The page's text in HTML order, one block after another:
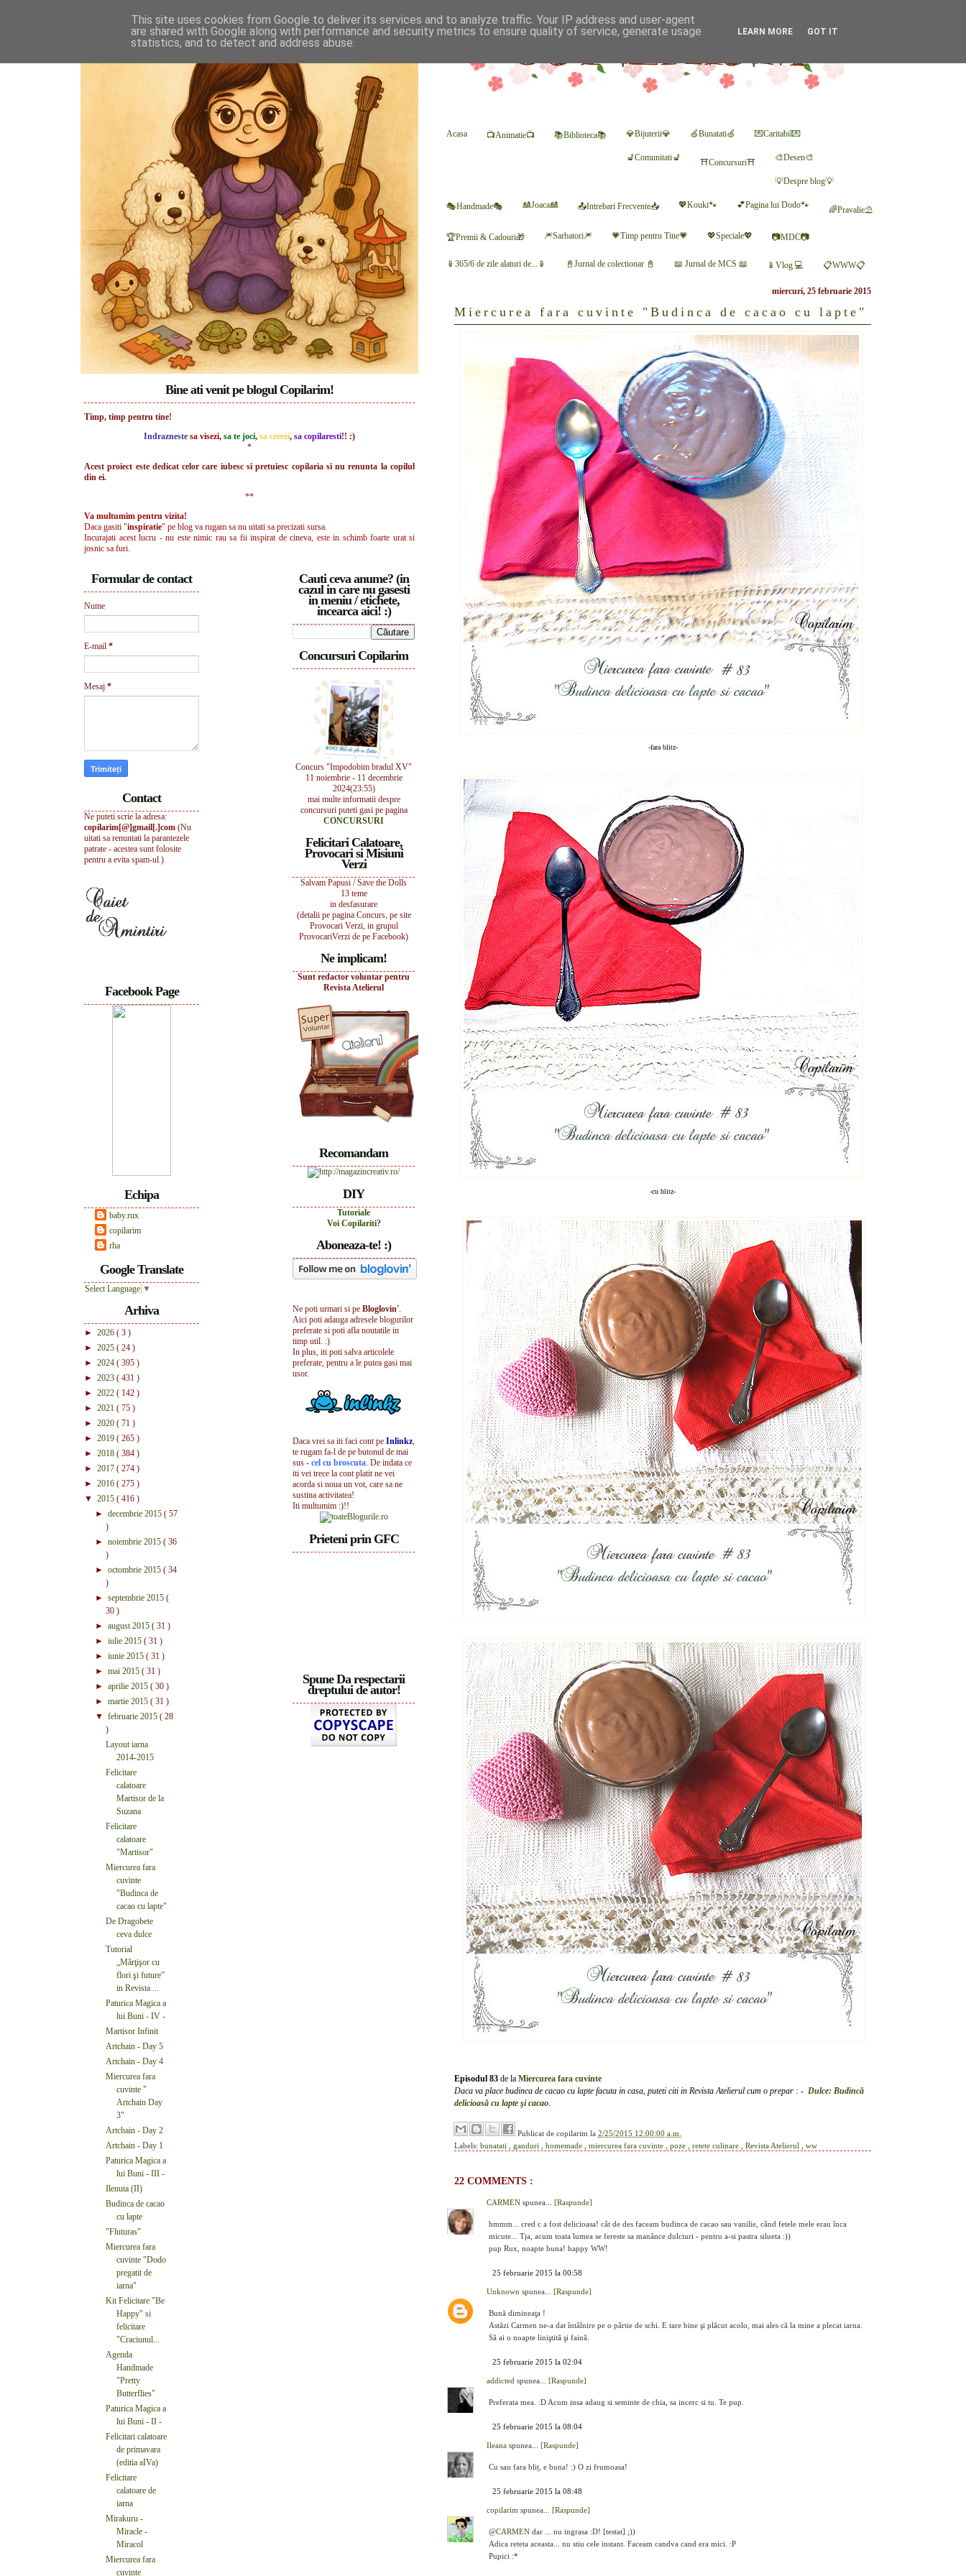
Acasa 📺Animatie📺 📚Biblioteca📚 💎Bijuterii💎 🍏Bunatati🍏 💌Caritabil💌
💺Comunitati💺 ⛩Concursuri⛩ 🎨Desen🎨
💡Despre blog💡
🎭Handmade🎭 🎎Joaca🎎 📤Intrebari Frecvente📥 💖Kouki🐾 💕Pagina lui Dodo🐾 🌈Pravalie⛱
🏆Premii & Cadouri🎁 🎆Sarbatori🎆 💗Timp pentru Tine💗 💖Speciale💖 📷MDC📷
📱365/6 de zile alaturi de...📱 📓Jurnal de colectionar 📓 📖 Jurnal de MCS 📖 📱Vlog 💻 📋WWW📋
miercuri, 25 februarie 2015
Miercurea fara cuvinte "Budinca de cacao cu lapte"
-fara blitz-
-cu blitz-
Episodul 83 de la Miercurea fara cuvinte
Daca va place budinca de cacao cu lapte facuta in casa, puteti citi in Revista Atelierul cum o prepar : - Dulce: Budincă
delicioasă cu lapte şi cacao.
Publicat de copilarim la 2/25/2015 12:00:00 a.m.
Labels: bunatati ganduri homemade miercurea fara cuvinte poze retete culinare Revista Atelierul ww
22 COMMENTS :
CARMEN spunea... [Raspunde]
hmmm... cred c a fost delicioasa! cât de des faceam budinca de cacao sau vanilie, când fetele mele erau înca
micute... Tja, acum toata lumea se fereste sa manânce dulciuri - pentru a-si pastra silueta :))
pup Rux, noapte buna! happy WW!
25 februarie 2015 la 00:58
Unknown spunea... [Raspunde]
Bună dimineaţa !
Astăzi Carmen ne-a dat întâlnire pe o pârtie de schi. E tare bine şi plăcut acolo, mai ales că la mine a plecat iarna.
Să ai o noapte liniştită şi faină.
25 februarie 2015 la 02:04
addicted spunea... [Raspunde]
Preferata mea. :D Acum insa adaug si seminte de chia, sa incerc si tu. Te pup.
25 februarie 2015 la 08:04
Ileana spunea... [Raspunde]
Cu sau fara bliț, e buna! :) O zi frumoasa!
25 februarie 2015 la 08:48
copilarim spunea... [Raspunde]
@CARMEN dar ... nu ingrasa :D! [testat] ;))
Adica reteta aceasta... nu stiu cele instant. Faceam candva cand era mici. :P
Pupici :*
Bine ati venit pe blogul Copilarim!
Timp, timp pentru tine!
Indrazneste sa visezi, sa te joci, sa creezi, sa copilaresti!! :)
*
Acest proiect este dedicat celor care iubesc si pretuiesc copilaria si nu renunta la copilul
din ei.
**
Va multumim pentru vizita!
Daca gasiti "inspiratie" pe blog va rugam sa nu uitati sa precizati sursa.
Incurajati acest lucru - nu este nimic rau sa fii inspirat de cineva, este in schimb foarte urat si
josnic sa furi.
Cauti ceva anume? (in
cazul in care nu gasesti
in meniu / etichete,
incearca aici! :)
Concursuri Copilarim
Concurs "Impodobim bradul XV"
11 noiembrie - 11 decembrie
2024(23:55)
mai multe informatii despre
concursuri puteti gasi pe pagina
CONCURSURI
Felicitari Calatoare,
Provocari si Misiuni
Verzi
Salvam Papusi / Save the Dolls
13 teme
in desfasurare
(detalii pe pagina Concurs, pe site
Provocari Verzi, in grupul
ProvocariVerzi de pe Facebook)
Ne implicam!
Sunt redactor voluntar pentru
Revista Atelierul
Recomandam
DIY
Tutoriale
Voi Copilariti?
Aboneaza-te! :)
Ne poti urmari si pe Bloglovin'.
Aici poti adauga adresele blogurilor
preferate si poti afla noutatile in
timp util. :)
In plus, iti poti salva articolele
preferate, pentru a le putea gasi mai
usor.
Daca vrei sa iti faci cont pe Inlinkz,
te rugam fa-l de pe butonul de mai
sus - cel cu broscuta. De indata ce
iti vei trece la cont platit ne vei
acorda si noua un vot, care sa ne
sustina activitatea!
Iti multumim :)!!
Prieteni prin GFC
Spune Da respectarii
dreptului de autor!
Formular de contact
Nume
E-mail *
Mesaj *
Contact
Ne puteti scrie la adresa:
copilarim[@]gmail[.]com (Nu
uitati sa renuntati la parantezele
patrate - acestea sunt folosite
pentru a evita spam-ul.)
Facebook Page
Echipa
baby.rux
copilarim
rha
Google Translate
Select Language ▼
Arhiva
► 2026 ( 3 )
► 2025 ( 24 )
► 2024 ( 395 )
► 2023 ( 431 )
► 2022 ( 142 )
► 2021 ( 75 )
► 2020 ( 71 )
► 2019 ( 265 )
► 2018 ( 384 )
► 2017 ( 274 )
► 2016 ( 275 )
▼ 2015 ( 416 )
► decembrie 2015 ( 57
)
► noiembrie 2015 ( 36
)
► octombrie 2015 ( 34
)
► septembrie 2015 (
30 )
► august 2015 ( 31 )
► iulie 2015 ( 31 )
► iunie 2015 ( 31 )
► mai 2015 ( 31 )
► aprilie 2015 ( 30 )
► martie 2015 ( 31 )
▼ februarie 2015 ( 28
)
Layout iarna
2014-2015
Felicitare
calatoare
Martisor de la
Suzana
Felicitare
calatoare
"Martisor"
Miercurea fara
cuvinte
"Budinca de
cacao cu lapte"
De Dragobete
ceva dulce
Tutorial
„Mărţişor cu
flori şi future”
in Revista ...
Paturica Magica a
lui Buni - IV -
Martisor Infinit
Artchain - Day 5
Artchain - Day 4
Miercurea fara
cuvinte "
Artchain Day
3"
Artchain - Day 2
Artchain - Day 1
Paturica Magica a
lui Buni - III -
Ilenuta (II)
Budinca de cacao
cu lapte
"Fluturas"
Miercurea fara
cuvinte "Dodo
pregatit de
iarna"
Kit Felicitare "Be
Happy" si
felicitare
"Craciunul...
Agenda
Handmade
"Pretty
Butterflies"
Paturica Magica a
lui Buni - II -
Felicitari calatoare
de primavara
(editia aIVa)
Felicitare
calatoare de
iarna
Mirakuru -
Miracle -
Miracol
Miercurea fara
cuvinte
This site uses cookies from Google to deliver its services and to analyze traffic. Your IP address and user-agent
are shared with Google along with performance and security metrics to ensure quality of service, generate usage
statistics, and to detect and address abuse.
LEARN MORE GOT IT